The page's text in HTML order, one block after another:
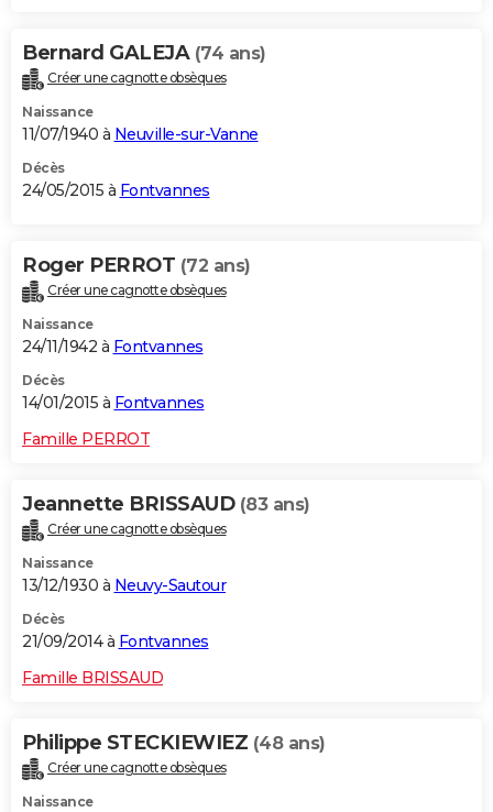
Bernard GALEJA (74 ans)
Créer une cagnotte obsèques
Naissance
11/07/1940 à Neuville-sur-Vanne
Décès
24/05/2015 à Fontvannes
Roger PERROT (72 ans)
Créer une cagnotte obsèques
Naissance
24/11/1942 à Fontvannes
Décès
14/01/2015 à Fontvannes
Famille PERROT
Jeannette BRISSAUD (83 ans)
Créer une cagnotte obsèques
Naissance
13/12/1930 à Neuvy-Sautour
Décès
21/09/2014 à Fontvannes
Famille BRISSAUD
Philippe STECKIEWIEZ (48 ans)
Créer une cagnotte obsèques
Naissance